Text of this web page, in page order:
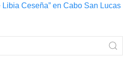
Libia Ceseña” en Cabo San Lucas